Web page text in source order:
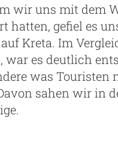
wir uns mit dem
hatten, gefiel es
Kreta. Im
war es deutlich
was Touristen
sahen wir in